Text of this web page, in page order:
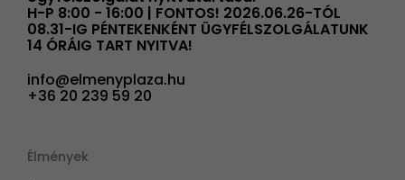
H-P 8:00 - 16:00 | FONTOS! 2026.06.26-TÓL
08.31-IG PÉNTEKENKÉNT ÜGYFÉLSZOLGÁLATUNK
14 ÓRÁIG TART NYITVA!
info@elmenyplaza.hu
+36 20 239 59 20
Élmények